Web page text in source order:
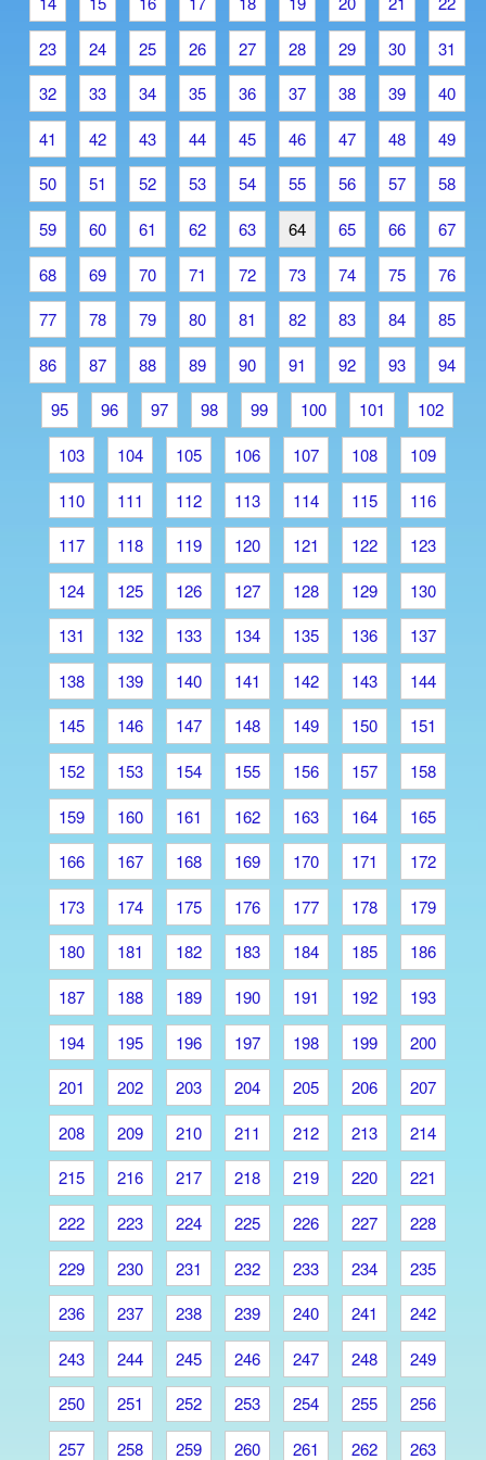
23
24 25 26 27 28 29 30
31
32
33 34 35 36 37 38 39
40
41
42 43 44 45 46 47 48
49
50
51 52 53 54 55 56 57
58
59
60 61 62 63 64 65 66
67
68
69 70 71 72 73 74 75
76
77
78 79 80 81 82 83 84
85
86
87 88 89 90 91 92 93
94
95
96 97 98 99 100 101
102
103
104 105 106 107 108
109
110
111 112 113 114 115
116
117
118 119 120 121 122
123
124
125 126 127 128 129
130
131
132 133 134 135 136
137
138
139 140 141 142 143
144
145
146 147 148 149 150
151
152
153 154 155 156 157
158
159
160 161 162 163 164
165
166
167 168 169 170 171
172
173
174 175 176 177 178
179
180
181 182 183 184 185
186
187
188 189 190 191 192
193
194
195 196 197 198 199
200
201
202 203 204 205 206
207
208
209 210 211 212 213
214
215
216 217 218 219 220
221
222
223 224 225 226 227
228
229
230 231 232 233 234
235
236
237 238 239 240 241
242
243
244 245 246 247 248
249
250
251 252 253 254 255
256
257
258 259 260 261 262 263